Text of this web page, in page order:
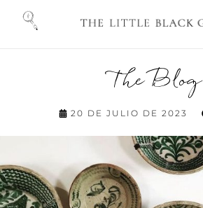
The Blog
20 DE JULIO DE 2023